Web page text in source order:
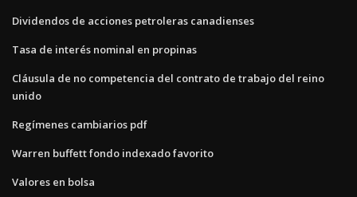
Dividendos de acciones petroleras canadienses
Tasa de interés nominal en propinas
Cláusula de no competencia del contrato de trabajo del reino
unido
Regímenes cambiarios pdf
Warren buffett fondo indexado favorito
Valores en bolsa